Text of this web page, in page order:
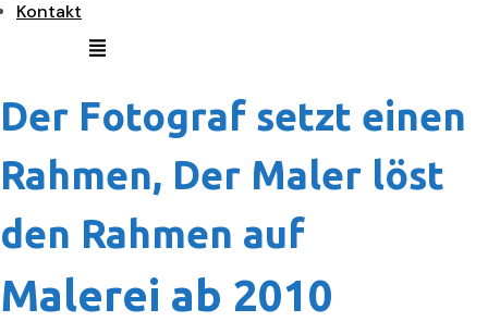
Kontakt
Der Fotograf setzt einen
Rahmen, Der Maler löst
den Rahmen auf
Malerei ab 2010